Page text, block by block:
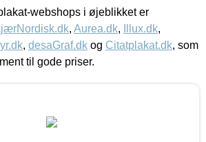
webshops i øjeblikket er
, Aurea.dk, Illux.dk,
, desaGraf.dk og Citatplakat.dk, som
til gode priser.